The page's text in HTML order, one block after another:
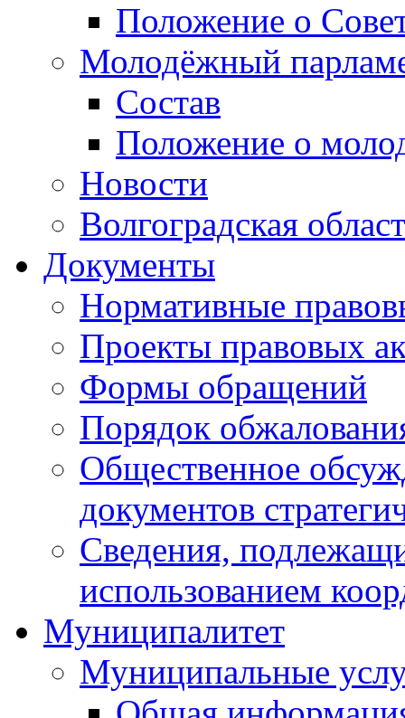
Положение о
Молодёжный
Состав
Положение о
Новости
Волгоградская
Документы
Нормативные
Проекты правовых
Формы обращений
Порядок
Общественное
документов
Сведения,
использованием
Муниципалитет
Муниципальные